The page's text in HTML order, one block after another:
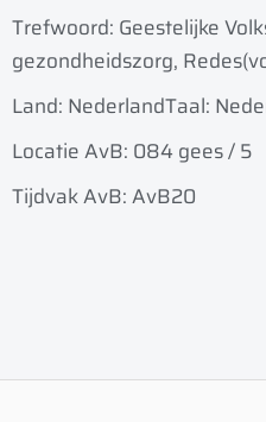
Trefwoord: Geestelijke
gezondheidszorg,
Land: NederlandTaal:
Locatie AvB: 084 gees / 5
Tijdvak AvB: AvB20